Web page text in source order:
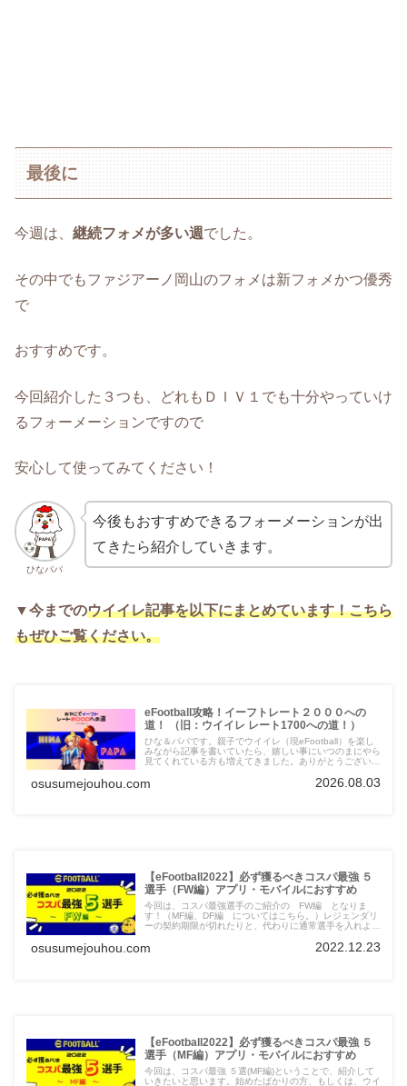
最後に
今週は、 継続フォメが多い週でした。
その中でもファジアーノ岡山のフォメは新フォメかつ優秀
で
おすすめです。
今回紹介した３つも、どれもＤＩＶ１でも十分やっていけ
るフォーメーションですので
安心して使ってみてください！
ひなパパ
今後もおすすめできるフォーメーションが出
てきたら紹介していきます。
▼今までのウイイレ記事を以下にまとめています！こちら
もぜひご覧ください。
eFootball攻略！イーフトレート２０００への
道！ （旧：ウイイレ レート1700への道！）
ひな＆パパです。親子でウイイレ（現eFootball）を楽し
みながら記事を書いていたら、嬉しい事にいつのまにやら
見てくれている方も増えてきました。ありがとうございま
したので、「ウイイレ（eFootball）に役立つ記事」のみ
の特別サイトを設けました。ここにウイイレ
osusumejouhou.com 2026.08.03
【eFootball2022】必ず獲るべきコスパ最強 ５
選手（FW編）アプリ・モバイルにおすすめ
今回は、コスパ最強選手のご紹介の FW編 となりま
す！（MF編、DF編 についてはこちら。）レジェンダリ
ーの契約期限が切れたりと、代わりに通常選手を入れよう
んな方には特に参考にしていただければと思います。上級
者でもスカッドに入れたら面白い（使える）選手も選出し
osusumejouhou.com 2022.12.23
【eFootball2022】必ず獲るべきコスパ最強 ５
選手（MF編）アプリ・モバイルにおすすめ
今回は、コスパ最強 ５選(MF編)ということで、紹介して
いきたいと思います。始めたばかりの方、もしくは、ウイ